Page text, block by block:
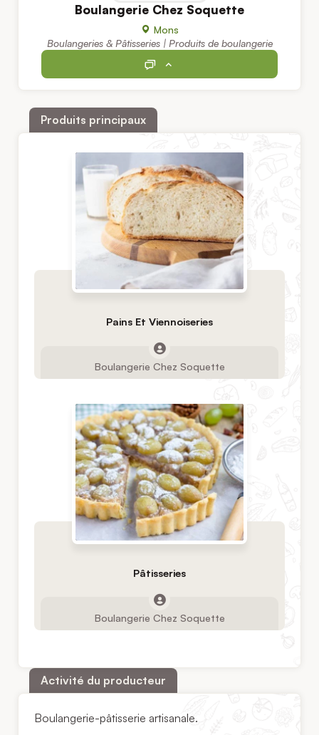
Boulangerie Chez Soquette
Mons
Boulangeries & Pâtisseries | Produits de boulangerie
Produits principaux
Pains Et Viennoiseries
Boulangerie Chez Soquette
Pâtisseries
Boulangerie Chez Soquette
Activité du producteur
Boulangerie-pâtisserie artisanale.